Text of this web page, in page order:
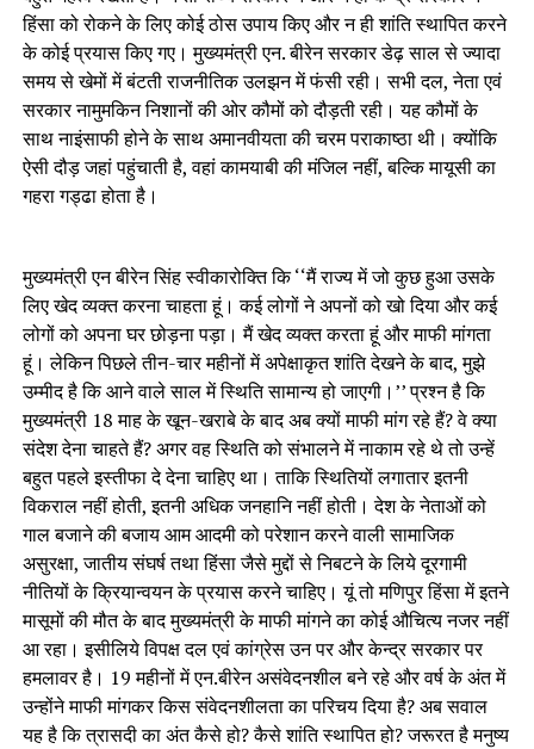
हिंसा को रोकने के लिए कोई ठोस उपाय किए और न ही शांति स्थापित करने
के कोई प्रयास किए गए। मुख्यमंत्री एन. बीरेन सरकार डेढ़ साल से ज्यादा
समय से खेमों में बंटती राजनीतिक उलझन में फंसी रही। सभी दल, नेता एवं
सरकार नामुमकिन निशानों की ओर कौमों को दौड़ती रही। यह कौमों के
साथ नाइंसाफी होने के साथ अमानवीयता की चरम पराकाष्ठा थी। क्योंकि
ऐसी दौड़ जहां पहुंचाती है, वहां कामयाबी की मंजिल नहीं, बल्कि मायूसी का
गहरा गड्ढा होता है।
मुख्यमंत्री एन बीरेन सिंह स्वीकारोक्ति कि ‘‘मैं राज्य में जो कुछ हुआ उसके
लिए खेद व्यक्त करना चाहता हूं। कई लोगों ने अपनों को खो दिया और कई
लोगों को अपना घर छोड़ना पड़ा। मैं खेद व्यक्त करता हूं और माफी मांगता
हूं। लेकिन पिछले तीन-चार महीनों में अपेक्षाकृत शांति देखने के बाद, मुझे
उम्मीद है कि आने वाले साल में स्थिति सामान्य हो जाएगी।’’ प्रश्न है कि
मुख्यमंत्री 18 माह के खून-खराबे के बाद अब क्यों माफी मांग रहे हैं? वे क्या
संदेश देना चाहते हैं? अगर वह स्थिति को संभालने में नाकाम रहे थे तो उन्हें
बहुत पहले इस्तीफा दे देना चाहिए था। ताकि स्थितियों लगातार इतनी
विकराल नहीं होती, इतनी अधिक जनहानि नहीं होती। देश के नेताओं को
गाल बजाने की बजाय आम आदमी को परेशान करने वाली सामाजिक
असुरक्षा, जातीय संघर्ष तथा हिंसा जैसे मुद्दों से निबटने के लिये दूरगामी
नीतियों के क्रियान्वयन के प्रयास करने चाहिए। यूं तो मणिपुर हिंसा में इतने
मासूमों की मौत के बाद मुख्यमंत्री के माफी मांगने का कोई औचित्य नजर नहीं
आ रहा। इसीलिये विपक्ष दल एवं कांग्रेस उन पर और केन्द्र सरकार पर
हमलावर है। 19 महीनों में एन.बीरेन असंवेदनशील बने रहे और वर्ष के अंत में
उन्होंने माफी मांगकर किस संवेदनशीलता का परिचय दिया है? अब सवाल
यह है कि त्रासदी का अंत कैसे हो? कैसे शांति स्थापित हो? जरूरत है मनुष्य